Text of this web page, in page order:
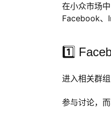
在小众市场中
Facebook、
1️⃣
进入相关群
参与讨论，